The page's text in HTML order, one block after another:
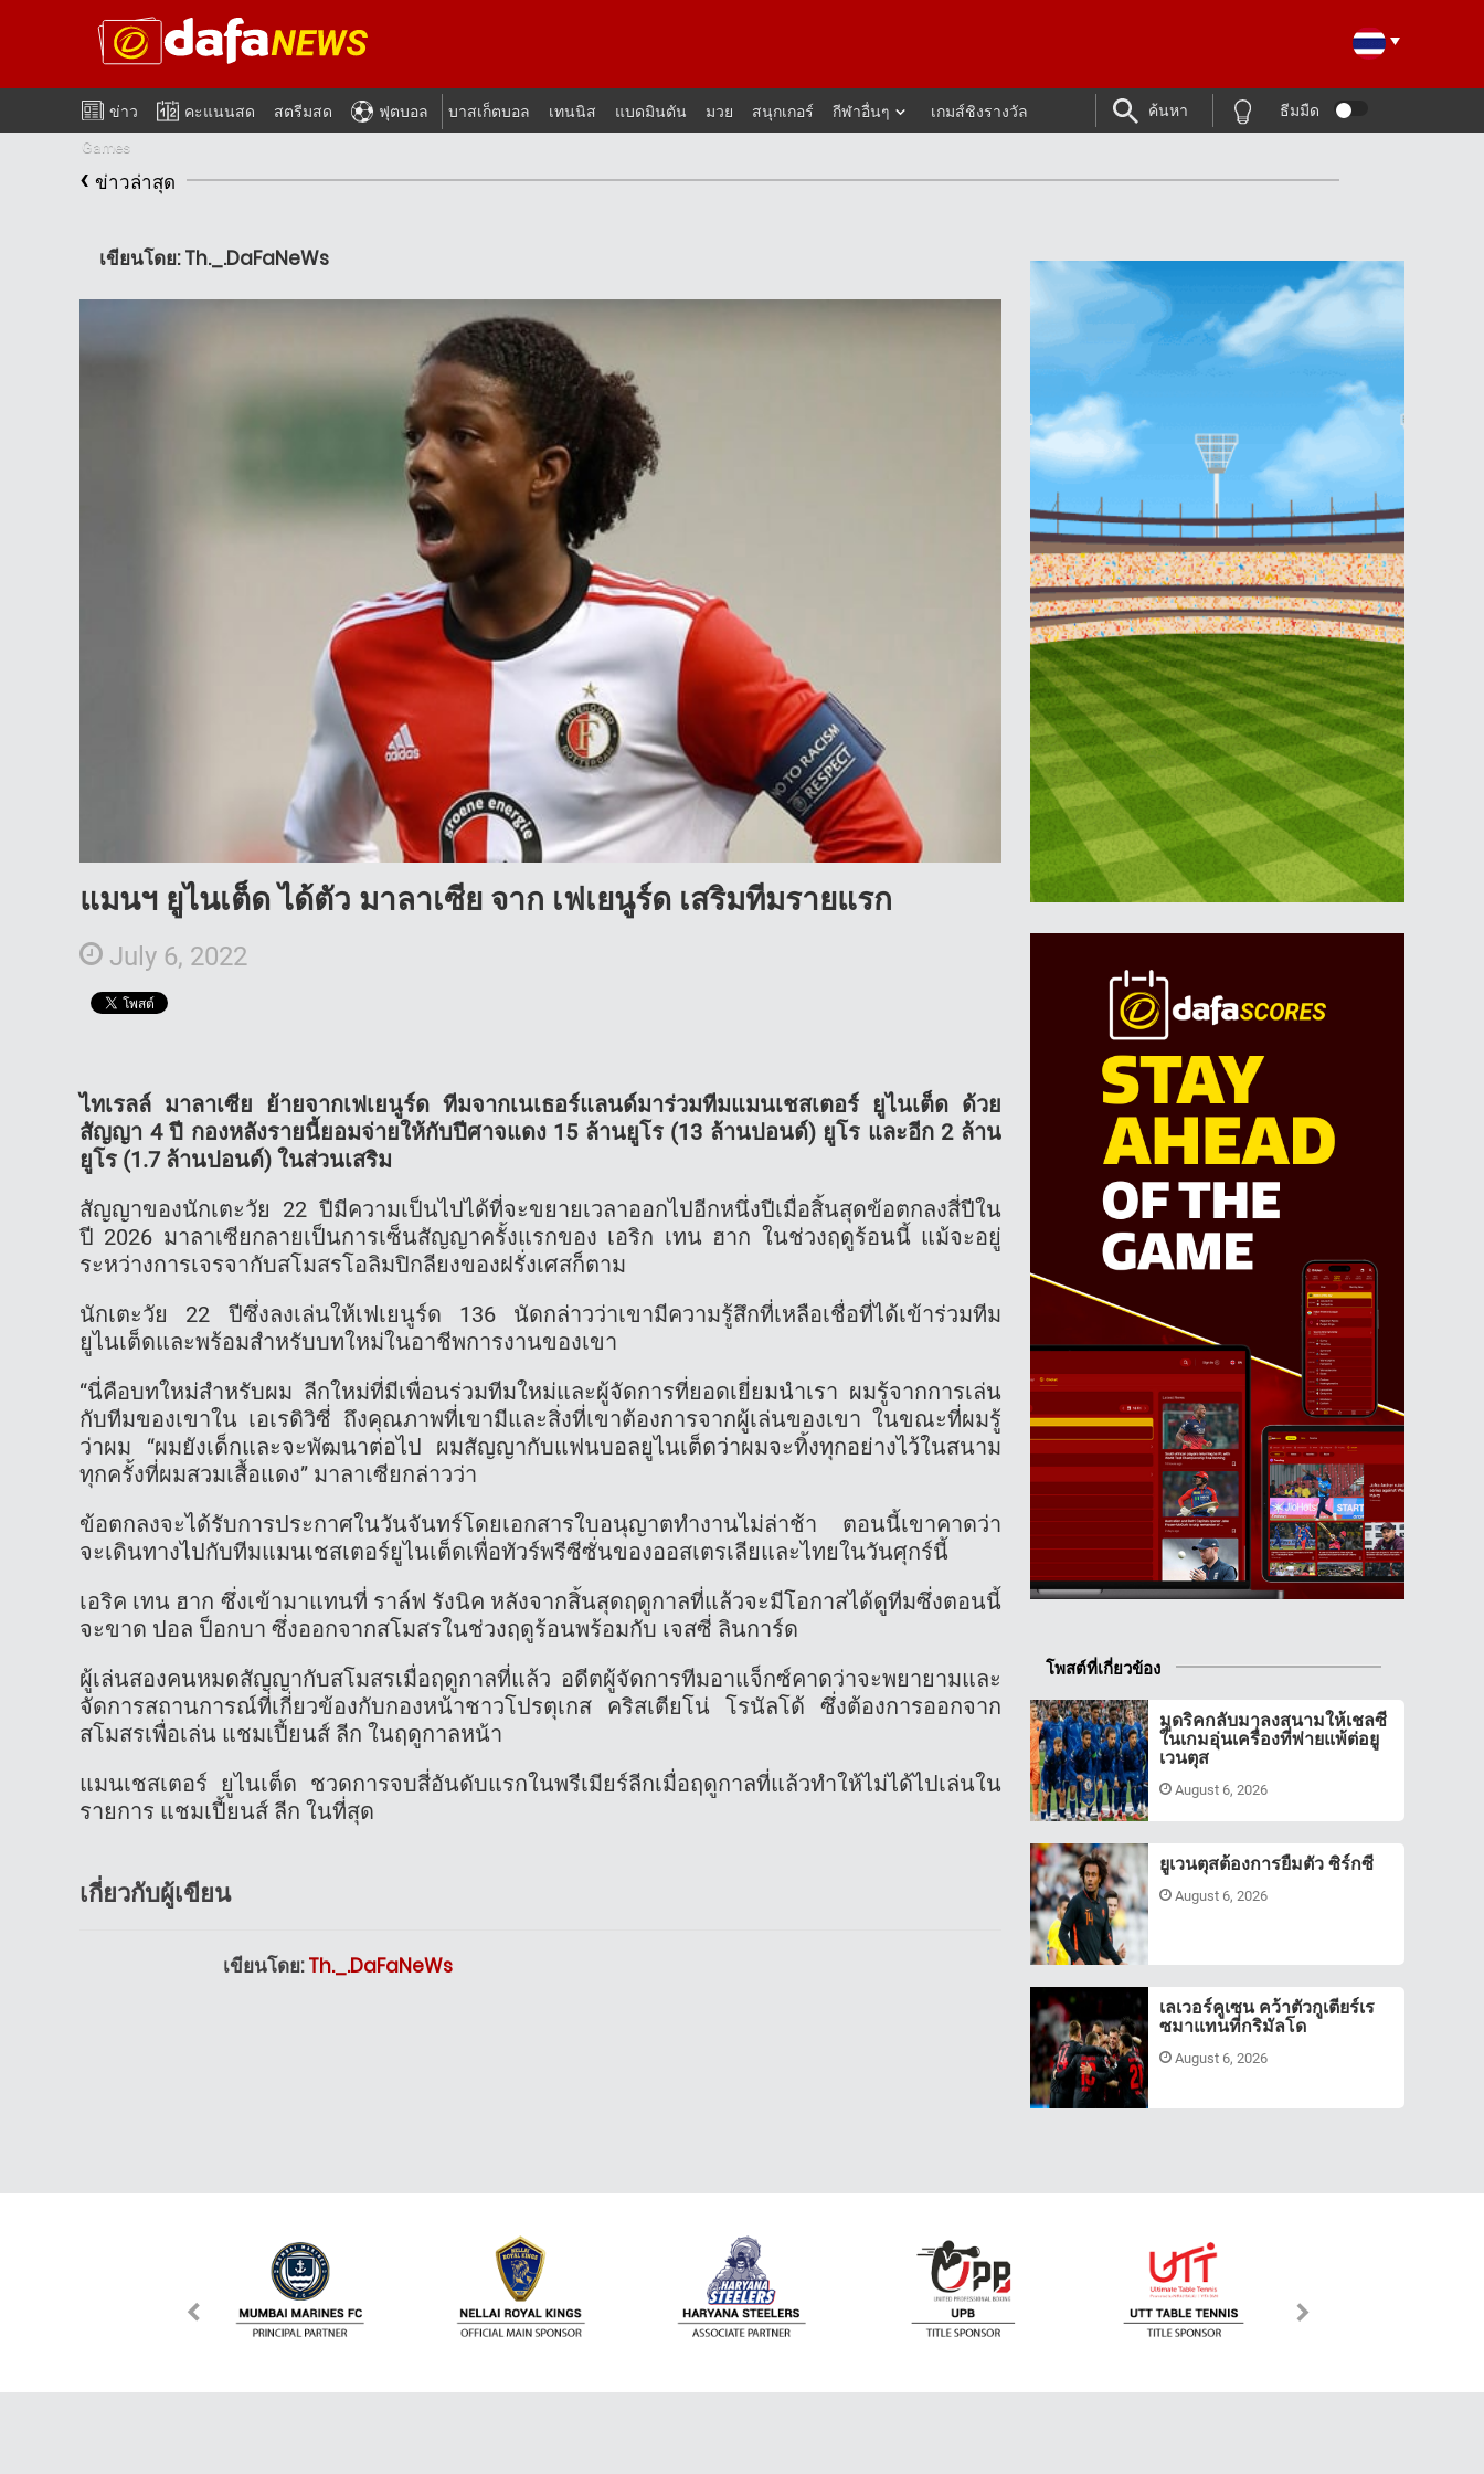
ข่าว คะแนนสด สตรีมสด ฟุตบอล บาสเก็ตบอล เทนนิส แบดมินตัน มวย สนุกเกอร์ กีฬาอื่นๆ
เกมส์ชิงรางวัล
Games
ค้นหา ธีมมืด
‹ ข่าวล่าสุด
เขียนโดย: Th._.DaFaNeWs
แมนฯ ยูไนเต็ด ได้ตัว มาลาเซีย จาก เฟเยนูร์ด เสริมทีมรายแรก
July 6, 2022
ไทเรลล์ มาลาเซีย ย้ายจากเฟเยนูร์ด ทีมจากเนเธอร์แลนด์มาร่วมทีมแมนเชสเตอร์ ยูไนเต็ด ด้วย
สัญญา 4 ปี กองหลังรายนี้ยอมจ่ายให้กับปีศาจแดง 15 ล้านยูโร (13 ล้านปอนด์) ยูโร และอีก 2 ล้าน
ยูโร (1.7 ล้านปอนด์) ในส่วนเสริม
สัญญาของนักเตะวัย 22 ปีมีความเป็นไปได้ที่จะขยายเวลาออกไปอีกหนึ่งปีเมื่อสิ้นสุดข้อตกลงสี่ปีใน
ปี 2026 มาลาเซียกลายเป็นการเซ็นสัญญาครั้งแรกของ เอริก เทน ฮาก ในช่วงฤดูร้อนนี้ แม้จะอยู่
ระหว่างการเจรจากับสโมสรโอลิมปิกลียงของฝรั่งเศสก็ตาม
นักเตะวัย 22 ปีซึ่งลงเล่นให้เฟเยนูร์ด 136 นัดกล่าวว่าเขามีความรู้สึกที่เหลือเชื่อที่ได้เข้าร่วมทีม
ยูไนเต็ดและพร้อมสำหรับบทใหม่ในอาชีพการงานของเขา
“นี่คือบทใหม่สำหรับผม ลีกใหม่ที่มีเพื่อนร่วมทีมใหม่และผู้จัดการที่ยอดเยี่ยมนำเรา ผมรู้จากการเล่น
กับทีมของเขาใน เอเรดิวิซี่ ถึงคุณภาพที่เขามีและสิ่งที่เขาต้องการจากผู้เล่นของเขา ในขณะที่ผมรู้
ว่าผม “ผมยังเด็กและจะพัฒนาต่อไป ผมสัญญากับแฟนบอลยูไนเต็ดว่าผมจะทิ้งทุกอย่างไว้ในสนาม
ทุกครั้งที่ผมสวมเสื้อแดง” มาลาเซียกล่าวว่า
ข้อตกลงจะได้รับการประกาศในวันจันทร์โดยเอกสารใบอนุญาตทำงานไม่ล่าช้า ตอนนี้เขาคาดว่า
จะเดินทางไปกับทีมแมนเชสเตอร์ยูไนเต็ดเพื่อทัวร์พรีซีซั่นของออสเตรเลียและไทยในวันศุกร์นี้
เอริค เทน ฮาก ซึ่งเข้ามาแทนที่ ราล์ฟ รังนิค หลังจากสิ้นสุดฤดูกาลที่แล้วจะมีโอกาสได้ดูทีมซึ่งตอนนี้
จะขาด ปอล ป็อกบา ซึ่งออกจากสโมสรในช่วงฤดูร้อนพร้อมกับ เจสซี่ ลินการ์ด
ผู้เล่นสองคนหมดสัญญากับสโมสรเมื่อฤดูกาลที่แล้ว อดีตผู้จัดการทีมอาแจ็กซ์คาดว่าจะพยายามและ
จัดการสถานการณ์ที่เกี่ยวข้องกับกองหน้าชาวโปรตุเกส คริสเตียโน่ โรนัลโด้ ซึ่งต้องการออกจาก
สโมสรเพื่อเล่น แชมเปี้ยนส์ ลีก ในฤดูกาลหน้า
แมนเชสเตอร์ ยูไนเต็ด ชวดการจบสี่อันดับแรกในพรีเมียร์ลีกเมื่อฤดูกาลที่แล้วทำให้ไม่ได้ไปเล่นใน
รายการ แชมเปี้ยนส์ ลีก ในที่สุด
เกี่ยวกับผู้เขียน
เขียนโดย:Th._.DaFaNeWs
โพสต์ที่เกี่ยวข้อง
มูดริคกลับมาลงสนามให้เชลซี
ในเกมอุ่นเครื่องที่พ่ายแพ้ต่อยู
เวนตุส
August 6, 2026
ยูเวนตุสต้องการยืมตัว ซิร์กซี
August 6, 2026
เลเวอร์คูเซน คว้าตัวกูเตียร์เร
ซมาแทนที่กริมัลโด
August 6, 2026